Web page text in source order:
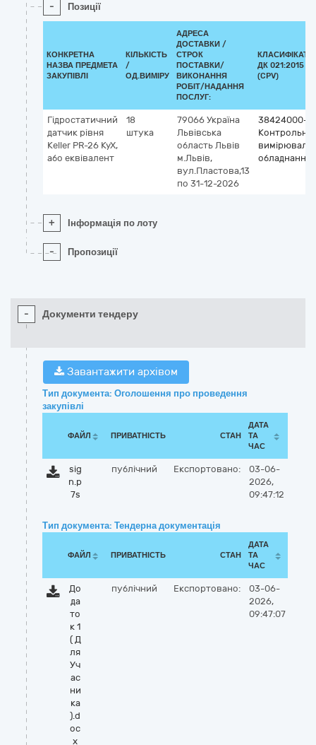
- Позиції
КОНКРЕТНА
НАЗВА ПРЕДМЕТА
ЗАКУПІВЛІ
КІЛЬКІСТЬ
/
ОД.ВИМІРУ
АДРЕСА
ДОСТАВКИ /
СТРОК
ПОСТАВКИ/
ВИКОНАННЯ
РОБІТ/НАДАННЯ
ПОСЛУГ:
ДК 021:2015
(CPV)
Гідростатичний
датчик рівня
Keller PR-26 KyX,
або еквівалент
18
штука
79066 Україна
Львівська
область Львів
м.Львів,
вул.Пластова,13
по 31-12-2026
38424000-3
обладнання
+ Інформація по лоту
- Пропозиції
- Документи тендеру
Завантажити архівом
Тип документа: Оголошення про проведення
закупівлі
ФАЙЛ ПРИВАТНІСТЬ СТАН
ДАТА
ТА
ЧАС
sig
n.p
7s
публічний Експортовано:
03-06-
2026,
09:47:12
Тип документа: Тендерна документація
ФАЙЛ ПРИВАТНІСТЬ СТАН
ДАТА
ТА
ЧАС
До
да
то
к 1
( Д
ля
Уч
ас
ни
ка
).d
oc
x
публічний Експортовано:
03-06-
2026,
09:47:07